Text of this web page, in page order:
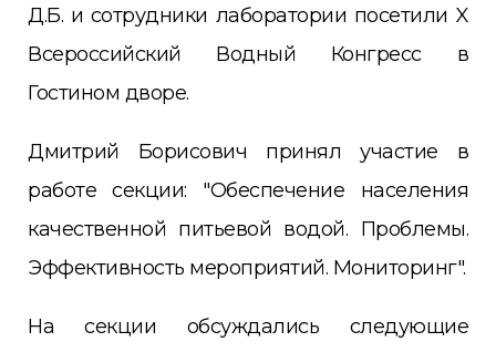
Д.Б. и сотрудники лаборатории посетили X
Всероссийский Водный Конгресс в
Гостином дворе.
Дмитрий Борисович принял участие в
работе секции: "Обеспечение населения
качественной питьевой водой. Проблемы.
Эффективность мероприятий. Мониторинг".
На секции обсуждались следующие